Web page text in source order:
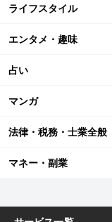
ライフスタイル
エンタメ・趣味
占い
マンガ
法律・税務・士業全般
マネー・副業